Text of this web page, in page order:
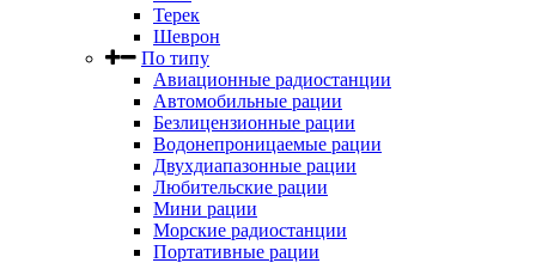
Терек
Шеврон
По типу
Авиационные радиостанции
Автомобильные рации
Безлицензионные рации
Водонепроницаемые рации
Двухдиапазонные рации
Любительские рации
Мини рации
Морские радиостанции
Портативные рации